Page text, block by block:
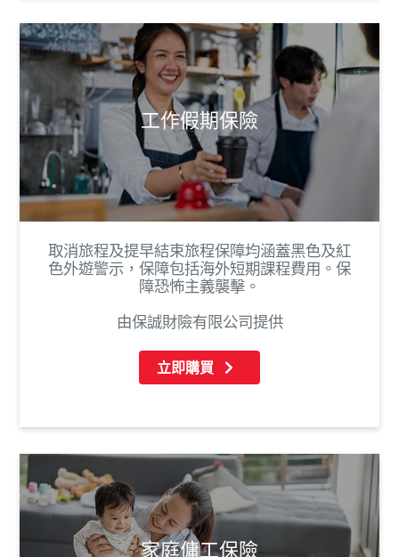
工作假期保險
取消旅程及提早結束旅程保障均涵蓋黑色及紅
色外遊警示，保障包括海外短期課程費用。保
障恐怖主義襲擊。
由保誠財險有限公司提供
立即購買
家庭傭工保險